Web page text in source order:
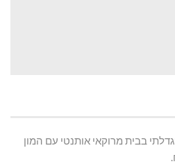
בבית מרוקאי אותנטי עם המון